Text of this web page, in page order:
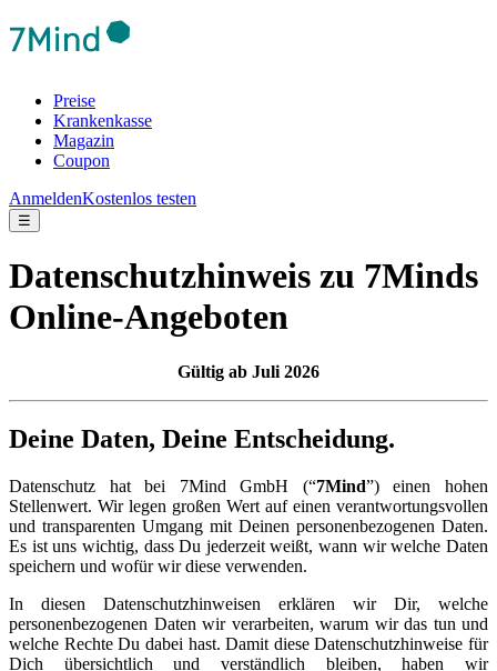
Preise
Krankenkasse
Magazin
Coupon
AnmeldenKostenlos testen
☰
Datenschutzhinweis zu 7Minds
Online-Angeboten
Gültig ab Juli 2026
Deine Daten, Deine Entscheidung.
Datenschutz hat bei 7Mind GmbH (“7Mind”) einen hohen
Stellenwert. Wir legen großen Wert auf einen verantwortungsvollen
und transparenten Umgang mit Deinen personenbezogenen Daten.
Es ist uns wichtig, dass Du jederzeit weißt, wann wir welche Daten
speichern und wofür wir diese verwenden.
In diesen Datenschutzhinweisen erklären wir Dir, welche
personenbezogenen Daten wir verarbeiten, warum wir das tun und
welche Rechte Du dabei hast. Damit diese Datenschutzhinweise für
Dich übersichtlich und verständlich bleiben, haben wir